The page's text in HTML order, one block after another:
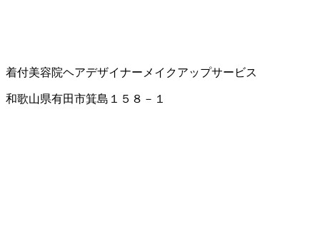
着付美容院ヘアデザイナー メイクアップサービス
和歌山県有田市箕島１５８－１